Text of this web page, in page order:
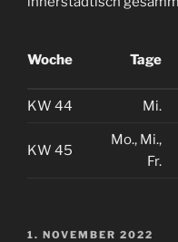
Woche Tage
KW 44 Mi.
KW 45
Mo., Mi.,
Fr.
VERÖFFENTLICHT
1. NOVEMBER 2022